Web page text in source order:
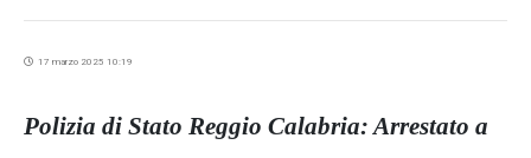
17 marzo 2025 10:19
Polizia di Stato Reggio Calabria: Arrestato a